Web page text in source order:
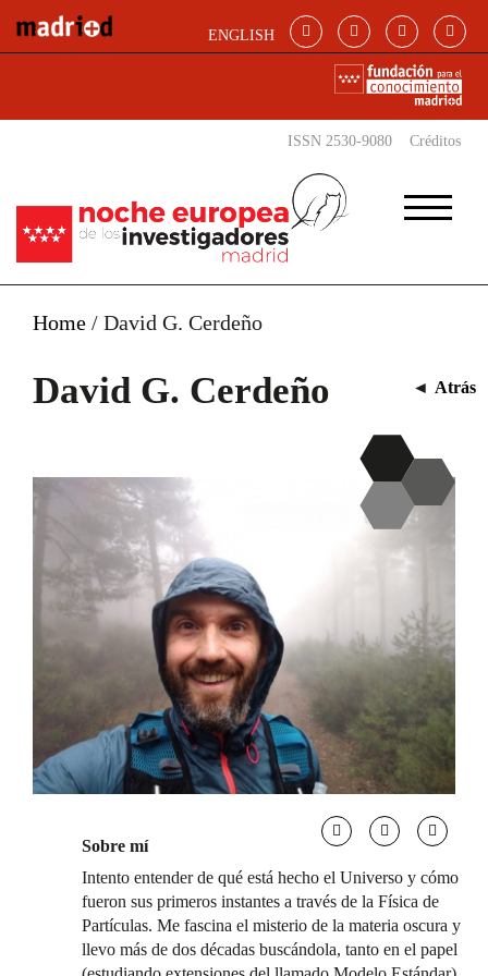
ENGLISH
ISSN 2530-9080 Créditos
Home / David G. Cerdeño
David G. Cerdeño ◄ Atrás
Sobre mí
Intento entender de qué está hecho el Universo y cómo
fueron sus primeros instantes a través de la Física de
Partículas. Me fascina el misterio de la materia oscura y
llevo más de dos décadas buscándola, tanto en el papel